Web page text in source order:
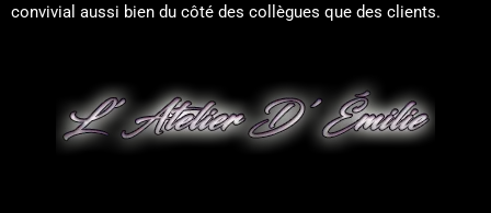
Rendez-vous par téléphone
au 06 68 30 56 65
convivial aussi bien du côté des collègues que des clients.